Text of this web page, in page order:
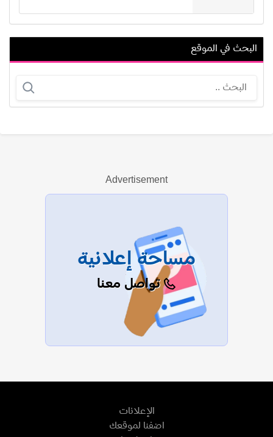
أحمد رامي
عرض الكل
البحث في الموقع
Advertisement
مساحة إعلانية
تواصل معنا
الإعلانات
اضفنا لموقعك